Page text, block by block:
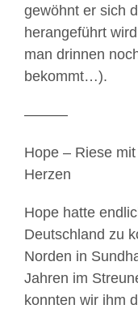
gewöhnt er sich
herangeführt
man drinnen
bekommt…).
———
Hope – Riese
Herzen
Hope hatte
Deutschland zu
Norden in
Jahren im
konnten wir ihm